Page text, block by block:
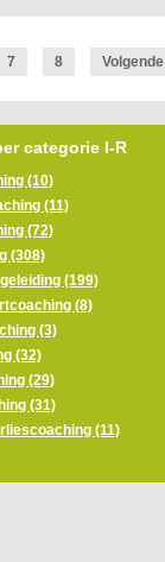
7 8 Volgende
categorie I-R
(10)
(11)
(72)
(308)
(199)
(8)
(3)
(32)
(29)
(31)
(11)